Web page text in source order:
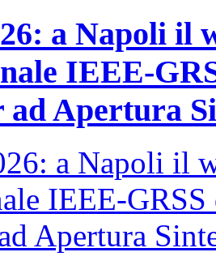
a Napoli il
IEEE-
ad Apertura